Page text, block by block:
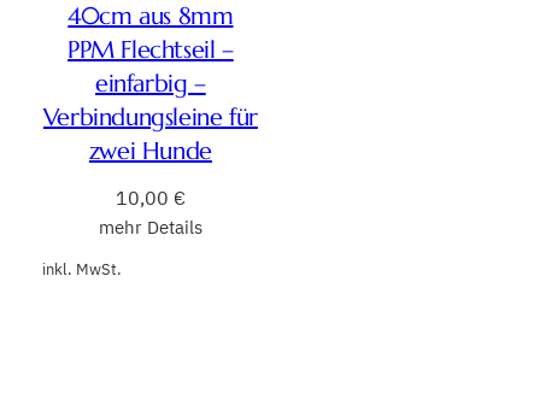
40cm aus 8mm
PPM Flechtseil –
einfarbig –
Verbindungsleine für
zwei Hunde
10,00 €
mehr Details
inkl. MwSt.